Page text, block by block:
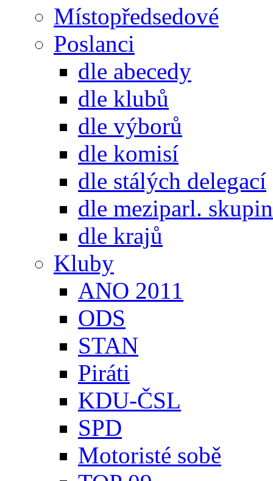
Místopředsedové
Poslanci
dle abecedy
dle klubů
dle výborů
dle komisí
dle stálých delegací
dle meziparl. skupin
dle krajů
Kluby
ANO 2011
ODS
STAN
Piráti
KDU-ČSL
SPD
Motoristé sobě